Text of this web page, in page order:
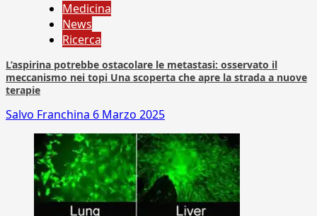
Medicina
News
Ricerca
L’aspirina potrebbe ostacolare le metastasi: osservato il
meccanismo nei topi Una scoperta che apre la strada a nuove
terapie
Salvo Franchina 6 Marzo 2025